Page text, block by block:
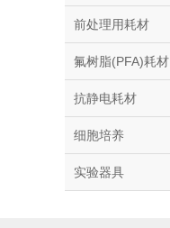
前处理用耗材
氟树脂(PFA)耗材
抗静电耗材
细胞培养
实验器具